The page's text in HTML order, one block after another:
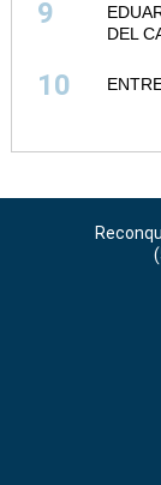
9
DEL
10